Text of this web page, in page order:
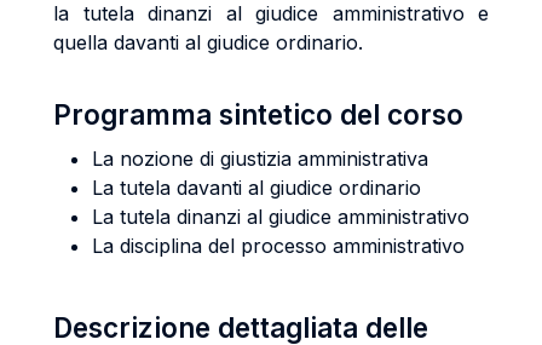
la tutela dinanzi al giudice amministrativo e
quella davanti al giudice ordinario.
Programma sintetico del corso
La nozione di giustizia amministrativa
La tutela davanti al giudice ordinario
La tutela dinanzi al giudice amministrativo
La disciplina del processo amministrativo
Descrizione dettagliata delle